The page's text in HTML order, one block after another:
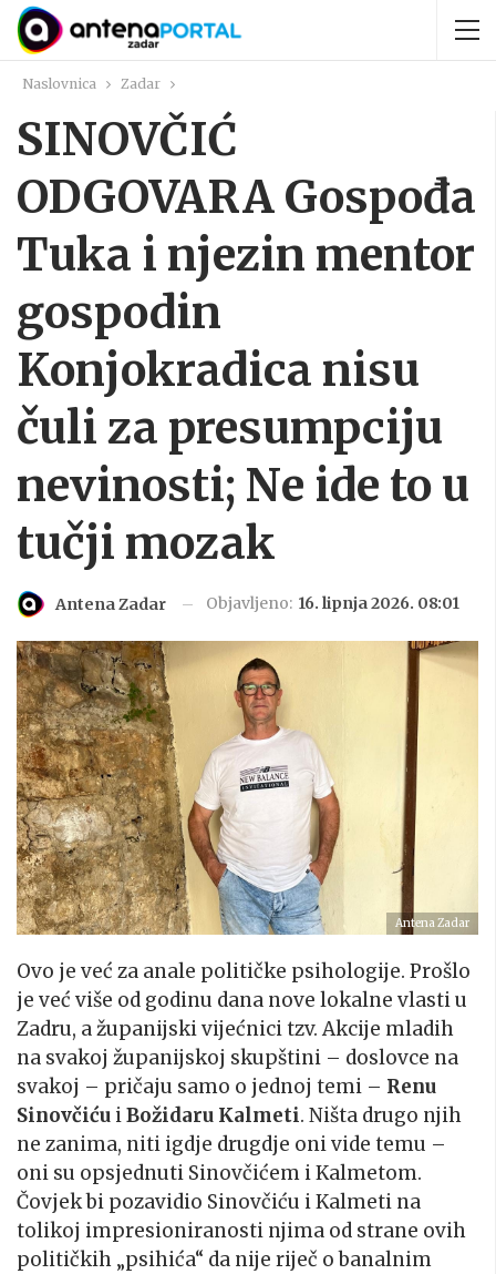
Naslovnica Zadar
SINOVČIĆ
ODGOVARA Gospođa
Tuka i njezin mentor
gospodin
Konjokradica nisu
čuli za presumpciju
nevinosti; Ne ide to u
tučji mozak
Antena Zadar Objavljeno: 16. lipnja 2026. 08:01
Antena Zadar
Ovo je već za anale političke psihologije. Prošlo
je već više od godinu dana nove lokalne vlasti u
Zadru, a županijski vijećnici tzv. Akcije mladih
na svakoj županijskoj skupštini – doslovce na
svakoj – pričaju samo o jednoj temi – Renu
Sinovčiću iBožidaru Kalmeti. Ništa drugo njih
ne zanima, niti igdje drugdje oni vide temu –
oni su opsjednuti Sinovčićem i Kalmetom.
Čovjek bi pozavidio Sinovčiću i Kalmeti na
tolikoj impresioniranosti njima od strane ovih
političkih „psihića“ da nije riječ o banalnim